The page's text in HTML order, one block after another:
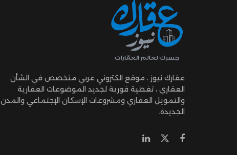
عقارك نيوز ، موقع الكتروني عربي متخصص في الشأن
العقاري ، تغطية فورية لجديد الموضوعات العقارية
والتمويل العقاري ومشروعات الإسكان الإجتماعي والمدن
الجديدة.